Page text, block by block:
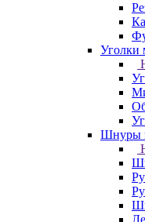
Уголки
Шнуры